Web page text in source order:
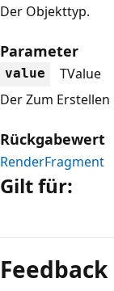
Der Objekttyp.
Parameter
value
TValue
Der Zum
Rückgabewert
RenderFragment
Gilt für:
deaktiviert
Feedback